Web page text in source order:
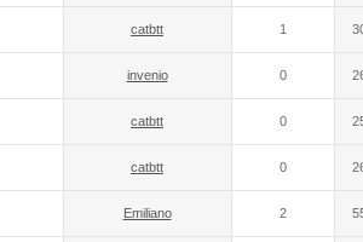
catbtt 1
invenio 0
catbtt 0
catbtt 0
Emiliano 2